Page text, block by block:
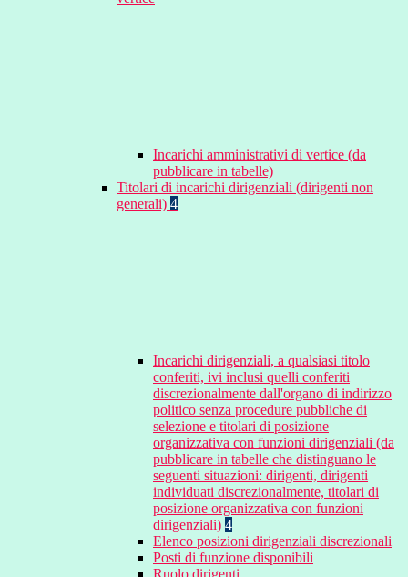
Incarichi amministrativi di vertice (da
pubblicare in tabelle)
Titolari di incarichi dirigenziali (dirigenti non
generali) 4
Incarichi dirigenziali, a qualsiasi titolo
conferiti, ivi inclusi quelli conferiti
discrezionalmente dall'organo di indirizzo
politico senza procedure pubbliche di
selezione e titolari di posizione
organizzativa con funzioni dirigenziali (da
pubblicare in tabelle che distinguano le
seguenti situazioni: dirigenti, dirigenti
individuati discrezionalmente, titolari di
posizione organizzativa con funzioni
dirigenziali) 4
Elenco posizioni dirigenziali discrezionali
Posti di funzione disponibili